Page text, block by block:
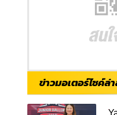
ข่าวมอเตอร์ไซค์ล่